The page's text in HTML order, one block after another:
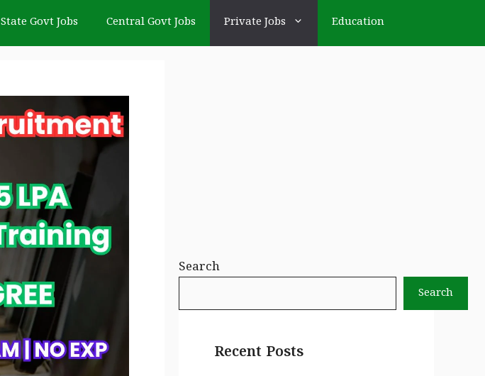
State Govt Jobs Central Govt Jobs Private Jobs Education
Search
Search
Recent Posts